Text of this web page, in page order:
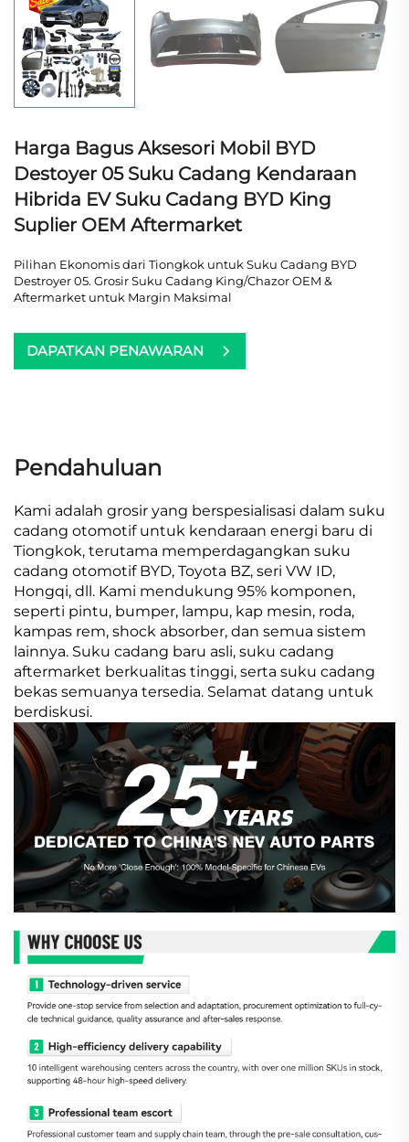
Harga Bagus Aksesori Mobil BYD
Destoyer 05 Suku Cadang Kendaraan
Hibrida EV Suku Cadang BYD King
Suplier OEM Aftermarket
Pilihan Ekonomis dari Tiongkok untuk Suku Cadang BYD
Destroyer 05. Grosir Suku Cadang King/Chazor OEM &
Aftermarket untuk Margin Maksimal
DAPATKAN PENAWARAN
Pendahuluan
Kami adalah grosir yang berspesialisasi dalam suku
cadang otomotif untuk kendaraan energi baru di
Tiongkok, terutama memperdagangkan suku
cadang otomotif BYD, Toyota BZ, seri VW ID,
Hongqi, dll. Kami mendukung 95% komponen,
seperti pintu, bumper, lampu, kap mesin, roda,
kampas rem, shock absorber, dan semua sistem
lainnya. Suku cadang baru asli, suku cadang
aftermarket berkualitas tinggi, serta suku cadang
bekas semuanya tersedia. Selamat datang untuk
berdiskusi.